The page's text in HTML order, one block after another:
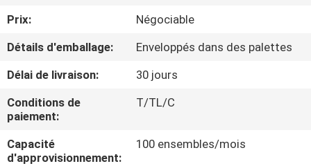
L'USINE
CONTRÔLE
DE
LA
QUALITÉ
Prix:
Négociable
Détails d'emballage:
Enveloppés dans des palettes
Délai de livraison:
30 jours
Conditions de
paiement:
T/TL/C
Capacité
d'approvisionnement:
100 ensembles/mois